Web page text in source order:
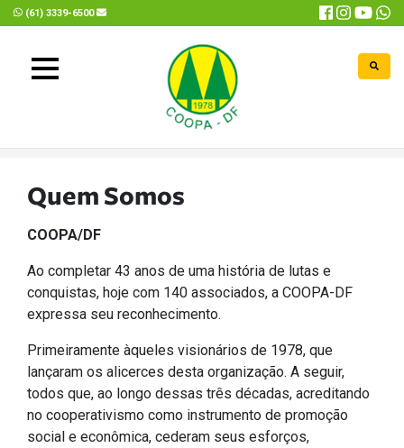
(61) 3339-6500
Quem Somos
COOPA/DF
Ao completar 43 anos de uma história de lutas e
conquistas, hoje com 140 associados, a COOPA-DF
expressa seu reconhecimento.
Primeiramente àqueles visionários de 1978, que
lançaram os alicerces desta organização. A seguir,
todos que, ao longo dessas três décadas, acreditando
no cooperativismo como instrumento de promoção
social e econômica, cederam seus esforços,